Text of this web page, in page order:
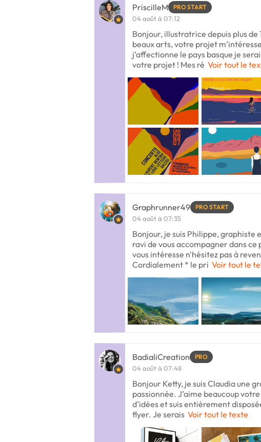
PriscilleM PRO START
04 août à 07:12
Bonjour, illustratrice depuis plus de
beaux arts, votre projet
j’affectionne le pays basque je
votre projet ! Mes ré Voir tout le
Graphrunner49 PRO START
04 août à 07:35
Bonjour, je suis Philippe, graphiste
ravi de vous accompagner dans
vous intéresse n'hésitez pas à
Cordialement * le pri Voir tout le
BadialiCreation PRO
04 août à 07:48
Bonjour Ketty, je suis Claudia une
passionnée. J’aime beaucoup
d’idées et suis entièrement
flyer. Je serais Voir tout le texte